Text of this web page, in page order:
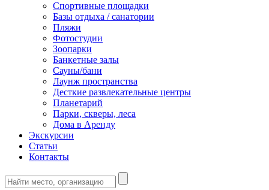
Спортивные площадки
Базы отдыха / санатории
Пляжи
Фотостудии
Зоопарки
Банкетные залы
Сауны/бани
Лаунж пространства
Десткие развлекательные центры
Планетарий
Парки, скверы, леса
Дома в Аренду
Экскурсии
Статьи
Контакты